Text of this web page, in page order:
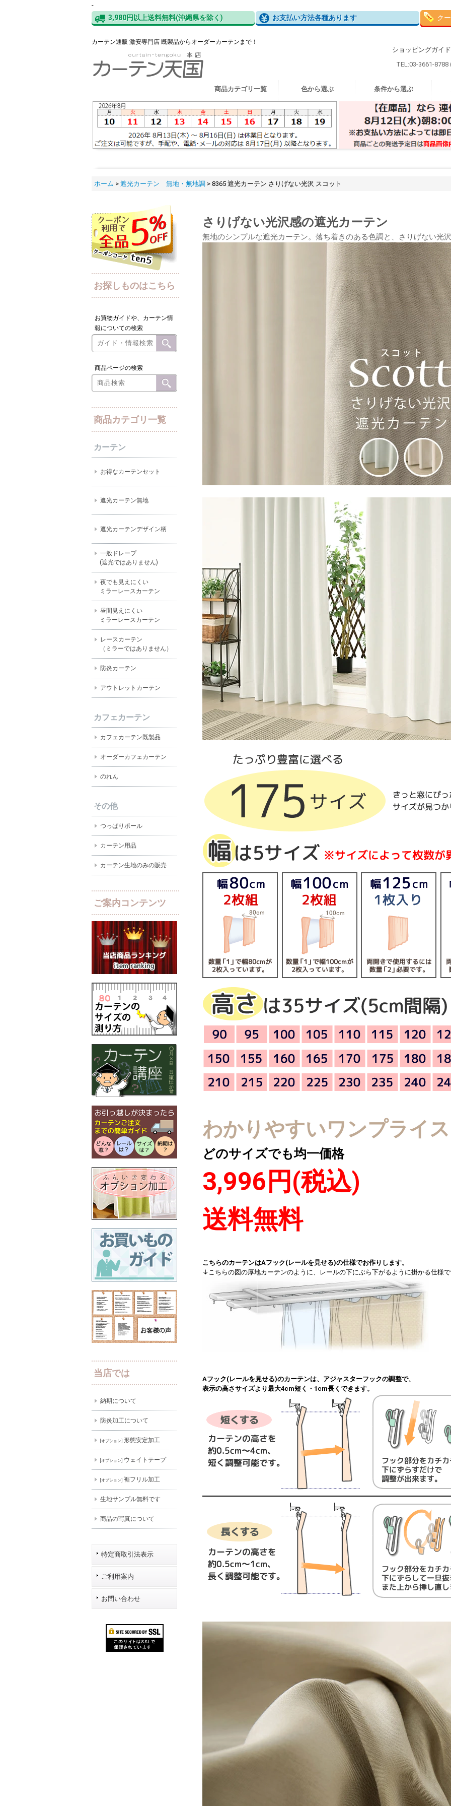
-
3,980円以上送料無料(沖縄県を除く) お支払い方法各種あります ク
カーテン通販 激安専門店 既製品からオーダーカーテンまで！
ショッピングガイド
TEL:03-3661-
商品カテゴリ一覧 色から選ぶ 条件から選ぶ
ホーム > 遮光カーテン 無地・無地調 > 8365 遮光カーテン さりげない光沢 スコット
お探しものはこちら
お買物ガイドや、カーテン情
報についての検索
商品ページの検索
商品カテゴリ一覧
カーテン
お得なカーテンセット
遮光カーテン無地
遮光カーテンデザイン柄
一般ドレープ
(遮光ではありません)
夜でも見えにくい
ミラーレースカーテン
昼間見えにくい
ミラーレースカーテン
レースカーテン
（ミラーではありません）
防炎カーテン
アウトレットカーテン
カフェカーテン
カフェカーテン既製品
オーダーカフェカーテン
のれん
その他
つっぱりポール
カーテン用品
カーテン生地のみの販売
ご案内コンテンツ
当店では
納期について
防炎加工について
[オプション] 形態安定加工
[オプション] ウェイトテープ
[オプション] 裾フリル加工
生地サンプル無料です
商品の写真について
特定商取引法表示
ご利用案内
お問い合わせ
さりげない光沢感の遮光カーテン
無地のシンプルな遮光カーテン。落ち着きのある色調と、さりげない光
わかりやすいワンプライス
どのサイズでも均一価格
3,996円(税込)
送料無料
こちらのカーテンはAフック(レールを見せる)の仕様でお作りします。
↓こちらの図の厚地カーテンのように、レールの下にぶら下がるように掛かる仕様
Aフック(レールを見せる)のカーテンは、アジャスターフックの調整で、
表示の高さサイズより最大4cm短く・1cm長くできます。